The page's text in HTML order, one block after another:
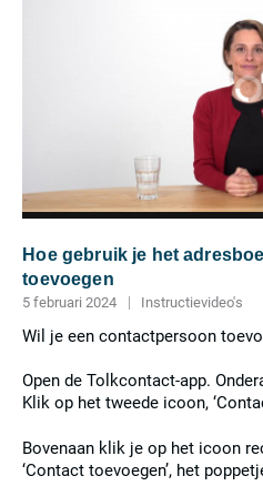
Hoe gebruik je het
toevoegen
5 februari 2024 Instructievideo's
Wil je een contactpersoon
Open de Tolkcontact-app.
Klik op het tweede icoon,
Bovenaan klik je op het icoon
‘Contact toevoegen’, het